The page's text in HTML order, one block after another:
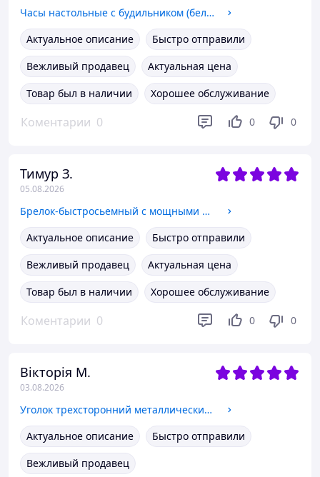
Часы настольные с будильником (белые) арт. 07471
Актуальное описание
Быстро отправили
Вежливый продавец
Актуальная цена
Товар был в наличии
Хорошее обслуживание
Коментарии 0 0 0
Тимур З.
05.08.2026
Брелок-быстросьемный с мощными неодимовыми магнитами (на ключи) диам. 14 мм. темный графит/глянец арт. 06145
Актуальное описание
Быстро отправили
Вежливый продавец
Актуальная цена
Товар был в наличии
Хорошее обслуживание
Коментарии 0 0 0
Вікторія М.
03.08.2026
Уголок трехсторонний металлический (цвет - бронза, цена за 4 шт.) арт. 06178
Актуальное описание
Быстро отправили
Вежливый продавец